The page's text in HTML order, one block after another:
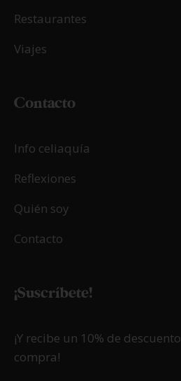
Restaurantes
Viajes
Contacto
Info celiaquía
Reflexiones
Quién soy
Contacto
¡Suscríbete!
¡Y recibe un 10% de
compra!